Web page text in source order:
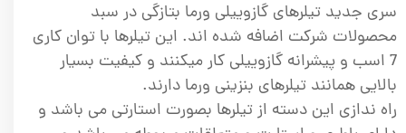
سری جدید تیلرهای گازوییلی ورما بتازگی در سبد
محصولات شرکت اضافه شده اند. این تیلرها با توان کاری
7 اسب و پیشرانه گازوییلی کار میکنند و کیفیت بسیار
بالایی همانند تیلرهای بنزینی ورما دارند.
راه ندازی این دسته از تیلرها بصورت استارتی می باشد و